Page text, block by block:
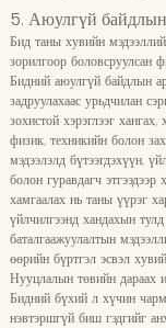
5. Аюулгүй байдлын
Бид таны хувийн
зорилгоор боловсруулсан
Бидний аюулгүй байдлын
задруулахаас урьдчилан
зохистой хэрэглээг
физик, техникийн болон
мэдээлэлд бүтээгдэхүүн,
болон гуравдагч этгээдээр
хамгаалах нь таны үүрэг
үйлчилгээнд хандахын
баталгаажуулалтын
өөрийн бүртгэл эсвэл
Нууцлалын төвийн дараах
Бидний бүхий л хүчин
нэвтэршгүй биш гэдгийг